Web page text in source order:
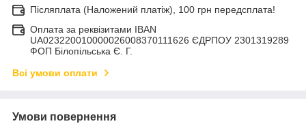
Післяплата (Наложений платіж), 100 грн передсплата!
Оплата за реквізитами IBAN
UA023220010000026008370111626 ЄДРПОУ 2301319289
ФОП Білопільська Є. Г.
Всі умови оплати
Умови повернення